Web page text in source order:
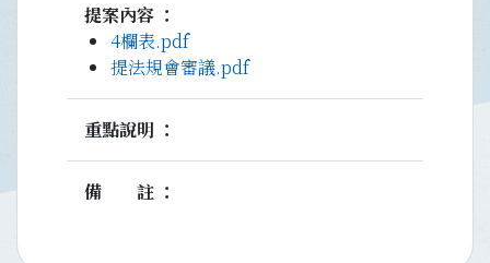
提案內容
4欄表.pdf
提法規會審議.pdf
重點說明
備註